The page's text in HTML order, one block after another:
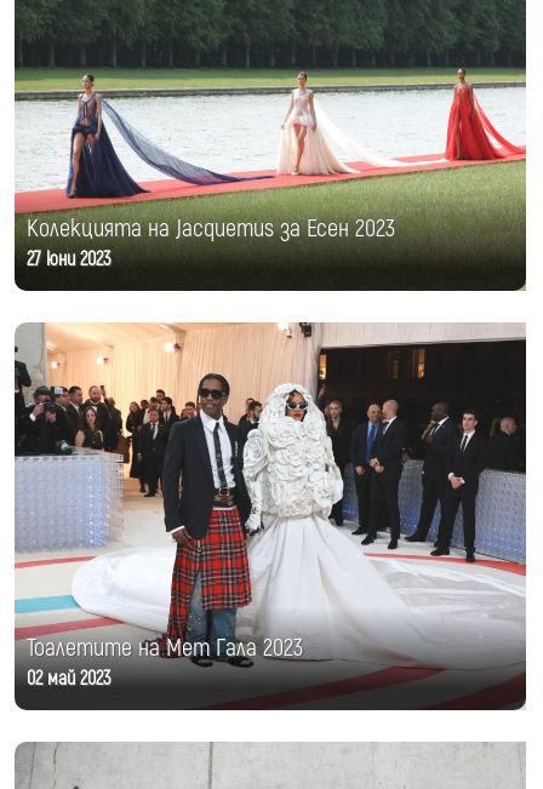
Колекцията на Jacquemus за Есен 2023
27 юни 2023
Тоалетите на Мет Гала 2023
02 май 2023